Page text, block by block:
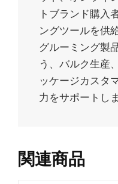
トブランド購入
ングツールを供
グルーミング製
う、バルク生産
ッケージカスタ
力をサポートし
関連商品